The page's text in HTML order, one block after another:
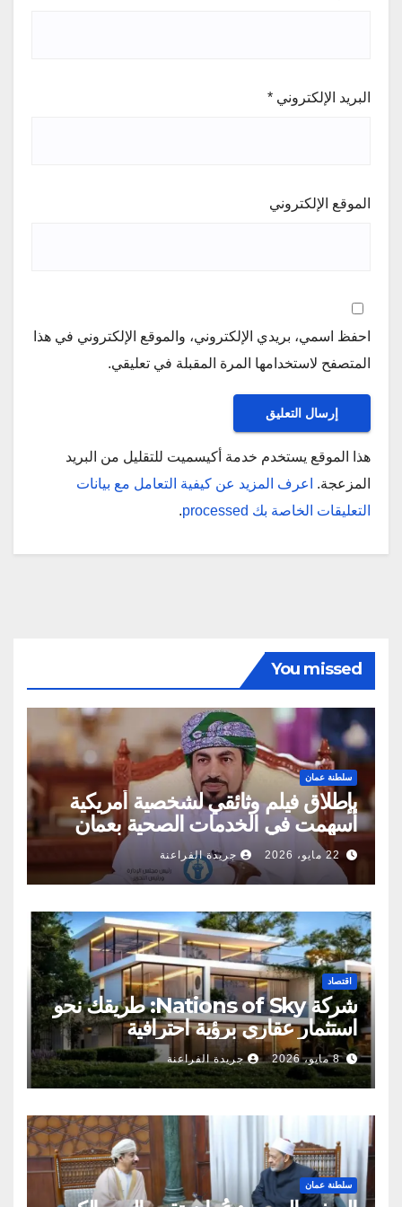
البريد الإلكتروني *
الموقع الإلكتروني
احفظ اسمي، بريدي الإلكتروني، والموقع الإلكتروني في هذا
المتصفح لاستخدامها المرة المقبلة في تعليقي.
هذا الموقع يستخدم خدمة أكيسميت للتقليل من البريد
المزعجة.
اعرف المزيد عن كيفية التعامل مع بيانات
التعليقات الخاصة بك processed
.
You missed
سلطنة عمان
بإطلاق فيلم وثائقي لشخصية أمريكية
أسهمت في الخدمات الصحية بعمان
22 مايو، 2026 جريدة الفراعنة
اقتصاد
شركة Nations of Sky: طريقك نحو
استثمار عقاري برؤية احترافية
8 مايو، 2026 جريدة الفراعنة
سلطنة عمان